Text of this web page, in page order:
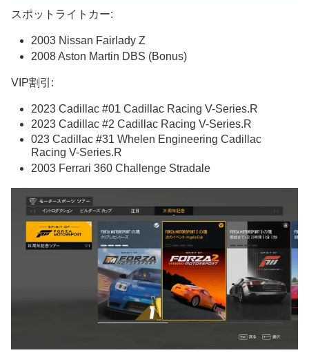
スポットライトカー:
2003 Nissan Fairlady Z
2008 Aston Martin DBS (Bonus)
VIP割引:
2023 Cadillac #01 Cadillac Racing V-Series.R
2023 Cadillac #2 Cadillac Racing V-Series.R
023 Cadillac #31 Whelen Engineering Cadillac
Racing V-Series.R
2003 Ferrari 360 Challenge Stradale